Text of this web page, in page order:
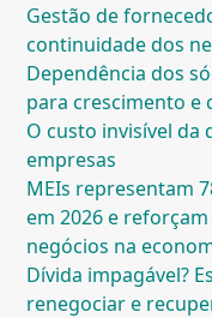
Gestão de
continuidade dos
Dependência dos
para crescimento e
O custo invisível da
empresas
MEIs representam
em 2026 e
negócios na
Dívida impagável?
renegociar e